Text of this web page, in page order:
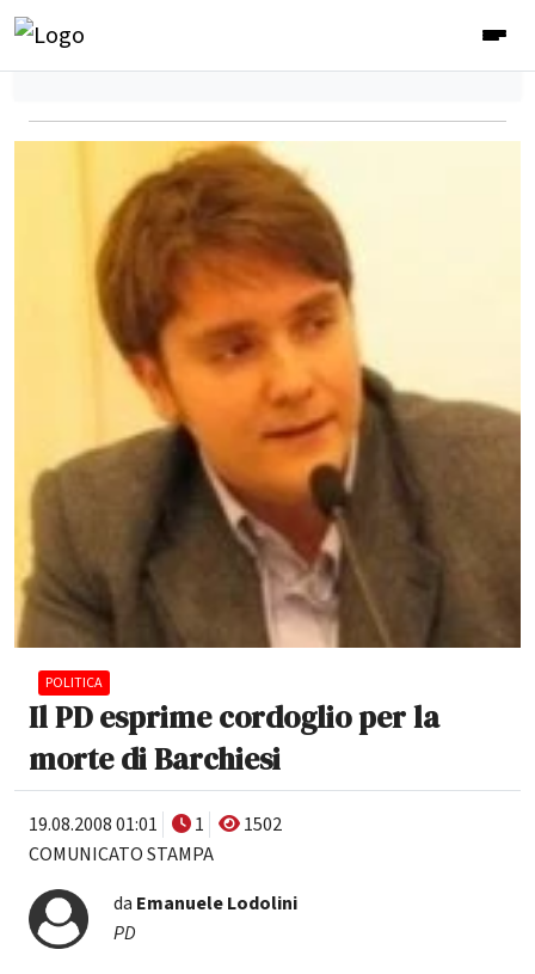
POLITICA
Il PD esprime cordoglio per la
morte di Barchiesi
19.08.2008 01:01 1
1502
COMUNICATO STAMPA
da Emanuele Lodolini
PD